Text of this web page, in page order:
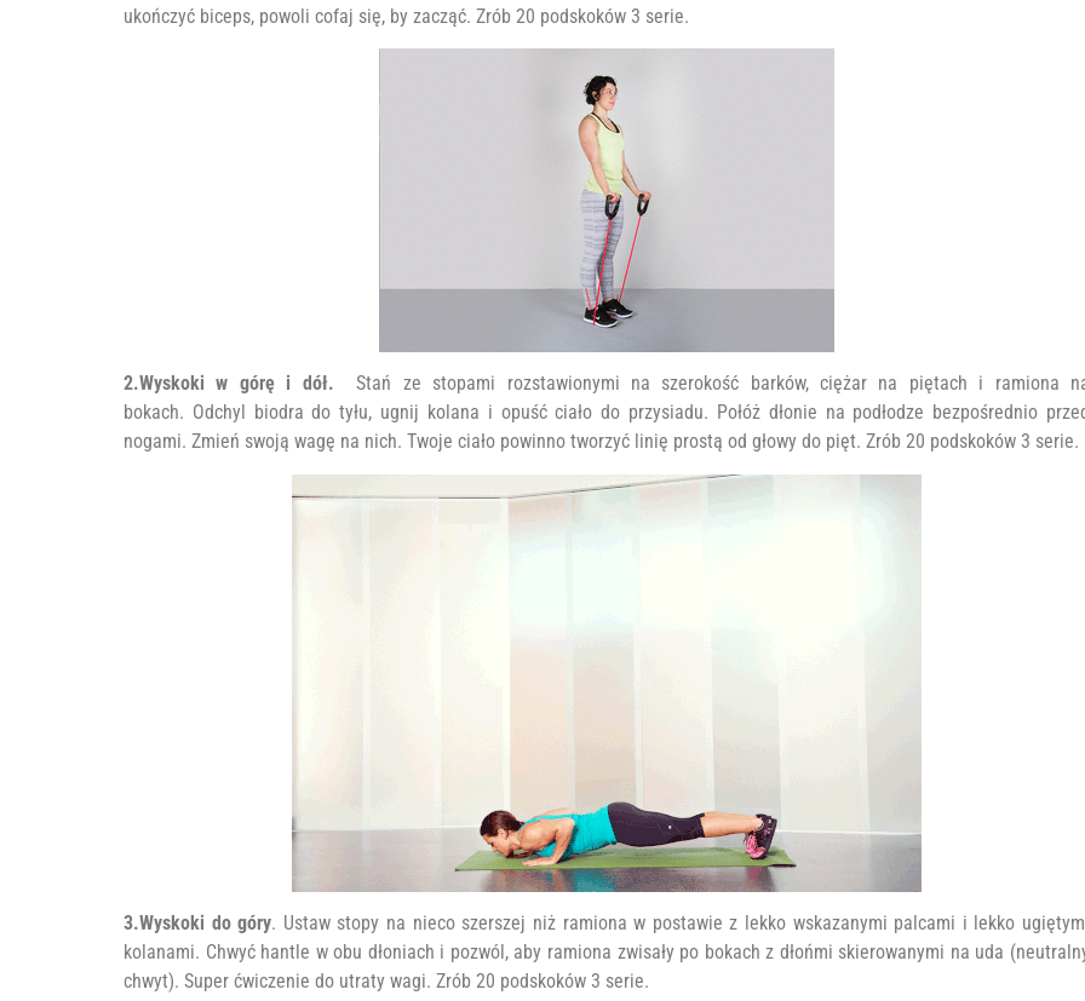
ukończyć biceps, powoli cofaj się, by zacząć. Zrób 20 podskoków 3 serie.
2.Wyskoki w górę i dół.Stań ze stopami rozstawionymi na szerokość barków, ciężar na piętach i ramiona
bokach. Odchyl biodra do tyłu, ugnij kolana i opuść ciało do przysiadu. Połóż dłonie na podłodze bezpośrednio
nogami. Zmień swoją wagę na nich. Twoje ciało powinno tworzyć linię prostą od głowy do pięt. Zrób 20 podskoków 3 serie.
3.Wyskoki do góry. Ustaw stopy na nieco szerszej niż ramiona w postawie z lekko wskazanymi palcami i lekko
kolanami. Chwyć hantle w obu dłoniach i pozwól, aby ramiona zwisały po bokach z dłońmi skierowanymi na uda
chwyt). Super ćwiczenie do utraty wagi. Zrób 20 podskoków 3 serie.